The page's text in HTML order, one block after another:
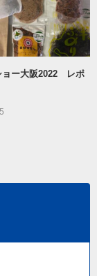
ョー大阪2022 レポ